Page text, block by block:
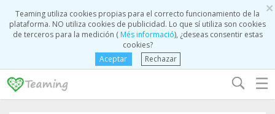
×
Teaming utiliza cookies propias para el correcto funcionamiento de la
plataforma. NO utiliza cookies de publicidad. Lo que sí utiliza son cookies
de terceros para la medición (Més informació), ¿deseas consentir estas
cookies?
Aceptar
Rechazar
☰